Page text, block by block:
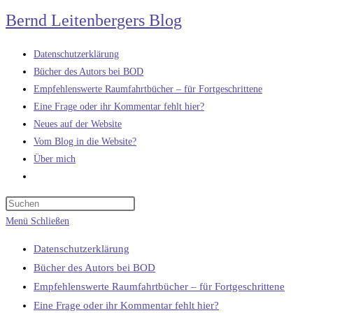
Zum
Inhalt
springen
Bernd Leitenbergers Blog
Datenschutzerklärung
Bücher des Autors bei BOD
Empfehlenswerte Raumfahrtbücher – für Fortgeschrittene
Eine Frage oder ihr Kommentar fehlt hier?
Neues auf der Website
Vom Blog in die Website?
Über mich
umschalten
Menü Schließen
Datenschutzerklärung
Bücher des Autors bei BOD
Empfehlenswerte Raumfahrtbücher – für Fortgeschrittene
Eine Frage oder ihr Kommentar fehlt hier?